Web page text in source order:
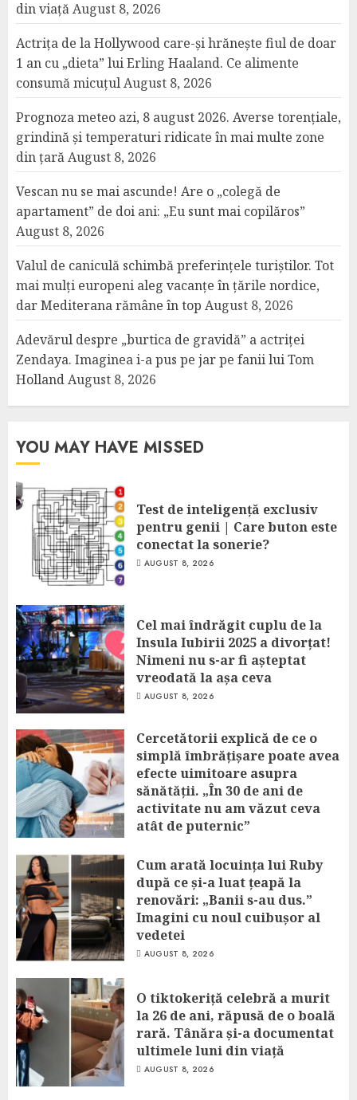
din viațăAugust 8, 2026
Actrița de la Hollywood care-și hrănește fiul de doar
1 an cu „dieta” lui Erling Haaland. Ce alimente
consumă micuțulAugust 8, 2026
Prognoza meteo azi, 8 august 2026. Averse torențiale,
grindină și temperaturi ridicate în mai multe zone
din țarăAugust 8, 2026
Vescan nu se mai ascunde! Are o „colegă de
apartament” de doi ani: „Eu sunt mai copilăros”
August 8, 2026
Valul de caniculă schimbă preferințele turiștilor. Tot
mai mulți europeni aleg vacanțe în țările nordice,
dar Mediterana rămâne în top August 8, 2026
Adevărul despre „burtica de gravidă” a actriței
Zendaya. Imaginea i-a pus pe jar pe fanii lui Tom
HollandAugust 8, 2026
YOU MAY HAVE MISSED
Test de inteligență exclusiv
pentru genii | Care buton este
conectat la sonerie?
AUGUST 8, 2026
Cel mai îndrăgit cuplu de la
Insula Iubirii 2025 a divorțat!
Nimeni nu s-ar fi așteptat
vreodată la așa ceva
AUGUST 8, 2026
Cercetătorii explică de ce o
simplă îmbrățișare poate avea
efecte uimitoare asupra
sănătății. „În 30 de ani de
activitate nu am văzut ceva
atât de puternic”
Cum arată locuința lui Ruby
după ce și-a luat țeapă la
renovări: „Banii s-au dus.”
Imagini cu noul cuibușor al
vedetei
AUGUST 8, 2026
O tiktokeriță celebră a murit
la 26 de ani, răpusă de o boală
rară. Tânăra și-a documentat
ultimele luni din viață
AUGUST 8, 2026